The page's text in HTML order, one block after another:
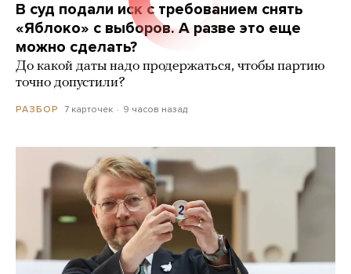
В суд подали иск с требованием снять
«Яблоко» с выборов. А разве это еще
можно сделать?
До какой даты надо продержаться, чтобы партию
точно допустили?
РАЗБОР 7 карточек 9 часов назад